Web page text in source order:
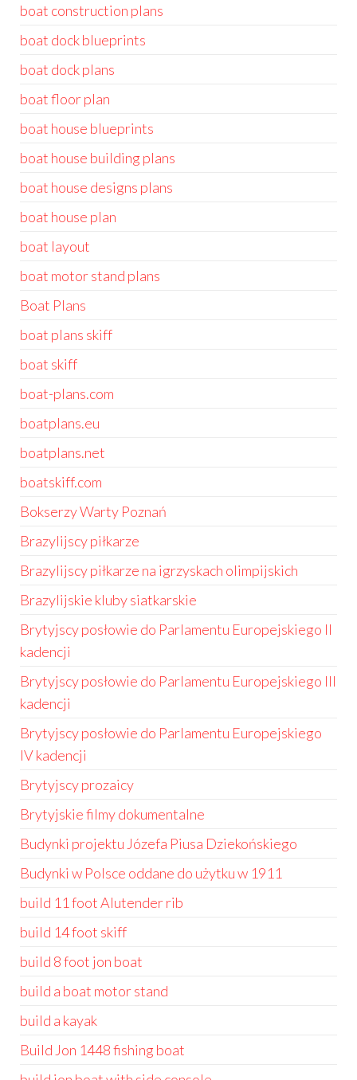
boat construction plans
boat dock blueprints
boat dock plans
boat floor plan
boat house blueprints
boat house building plans
boat house designs plans
boat house plan
boat layout
boat motor stand plans
Boat Plans
boat plans skiff
boat skiff
boat-plans.com
boatplans.eu
boatplans.net
boatskiff.com
Bokserzy Warty Poznań
Brazylijscy piłkarze
Brazylijscy piłkarze na igrzyskach olimpijskich
Brazylijskie kluby siatkarskie
Brytyjscy posłowie do Parlamentu Europejskiego II
kadencji
Brytyjscy posłowie do Parlamentu Europejskiego III
kadencji
Brytyjscy posłowie do Parlamentu Europejskiego
IV kadencji
Brytyjscy prozaicy
Brytyjskie filmy dokumentalne
Budynki projektu Józefa Piusa Dziekońskiego
Budynki w Polsce oddane do użytku w 1911
build 11 foot Alutender rib
build 14 foot skiff
build 8 foot jon boat
build a boat motor stand
build a kayak
Build Jon 1448 fishing boat